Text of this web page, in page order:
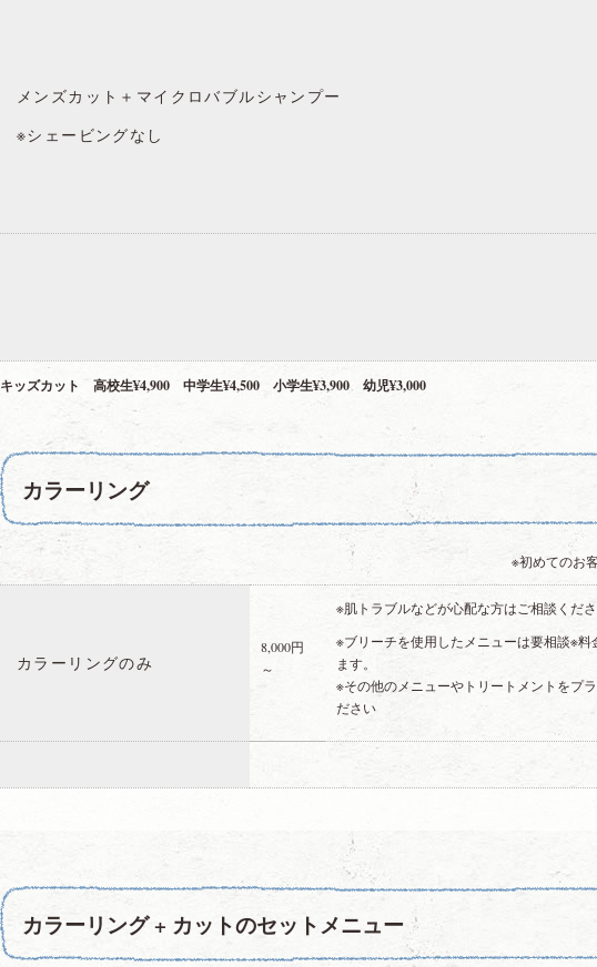
メンズカット＋マイクロバブルシャンプー
※シェービングなし
キッズカット 高校生¥4,900 中学生¥4,500 小学生¥3,900 幼児¥3,000
カラーリング
※初めてのお
カラーリングのみ
8,000円
～
※肌トラブルなどが心配な方はご相談くだ
※ブリーチを使用したメニューは要相談※料
ます。
※その他のメニューやトリートメントをプ
ださい
カラーリング + カットのセットメニュー